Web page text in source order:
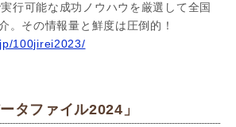
行可能な成功ノウハウを厳選して全国
。その情報量と鮮度は圧倒的！
100jirei2023/
タファイル2024」